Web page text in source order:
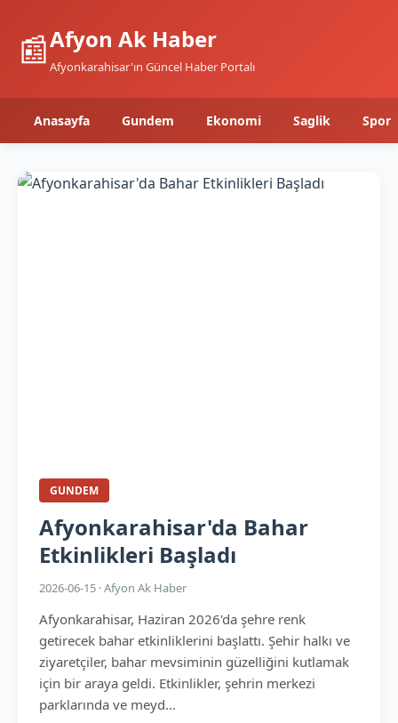
📰Afyon Ak Haber
Afyonkarahisar'ın Güncel Haber Portalı
Anasayfa Gundem Ekonomi Saglik Spor
GUNDEM
Afyonkarahisar'da Bahar
Etkinlikleri Başladı
2026-06-15 · Afyon Ak Haber
Afyonkarahisar, Haziran 2026'da şehre renk
getirecek bahar etkinliklerini başlattı. Şehir halkı ve
ziyaretçiler, bahar mevsiminin güzelliğini kutlamak
için bir araya geldi. Etkinlikler, şehrin merkezi
parklarında ve meyd...